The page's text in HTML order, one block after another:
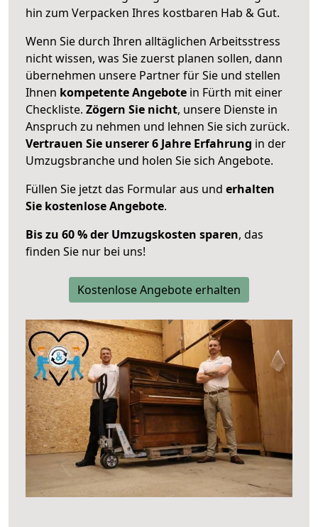
hin zum Verpacken Ihres kostbaren Hab & Gut.
Wenn Sie durch Ihren alltäglichen Arbeitsstress
nicht wissen, was Sie zuerst planen sollen, dann
übernehmen unsere Partner für Sie und stellen
Ihnen kompetente Angebote in Fürth mit einer
Checkliste. Zögern Sie nicht, unsere Dienste in
Anspruch zu nehmen und lehnen Sie sich zurück.
Vertrauen Sie unserer 6 Jahre Erfahrung in der
Umzugsbranche und holen Sie sich Angebote.
Füllen Sie jetzt das Formular aus und erhalten
Sie kostenlose Angebote.
Bis zu 60 % der Umzugskosten sparen, das
finden Sie nur bei uns!
Kostenlose Angebote erhalten